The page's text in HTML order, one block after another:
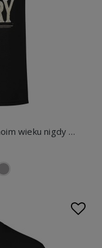
Nie wiem jak się zachowywać w moim wieku nigdy wcześniej nie byłem tak stary Męska koszulka